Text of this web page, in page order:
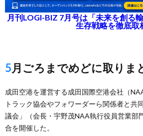
月刊LOGI-BIZ 7月号は「未来を創る
生存戦略を徹底取
5月ごろまでめどに取りま
成田空港を運営する成田国際空港会社（
トラック協会やフォワーダーら関係者と共
議会」（会長・宇野茂NAA執行役員営業部
合を開催した。